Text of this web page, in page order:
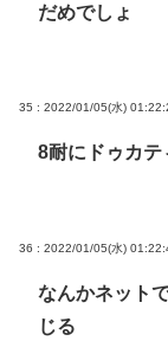
だめでしょ
35 : 2022/01/05(水)
8耐にドゥカテ
36 : 2022/01/05(水)
なんかネット
じる